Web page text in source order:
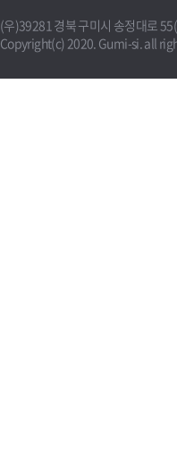
(우)39281 경북 구미시 송정대로
Copyright(c) 2020. Gumi-si. all